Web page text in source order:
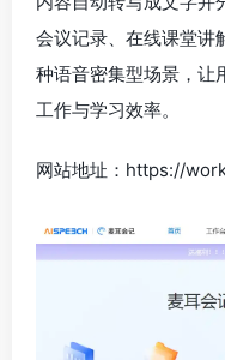
会议记录、在线课堂讲
种语音密集型场景，让
工作与学习效率。
网站地址：https://